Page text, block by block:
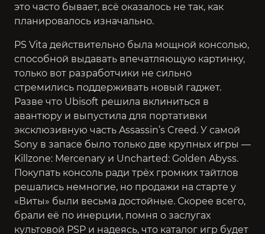
это часто бывает, всё оказалось не так, как
планировалось изначально.
PS Vita действительно была мощной консолью,
способной выдавать впечатляющую картинку,
только вот разработчики не сильно
стремились поддерживать новый гаджет.
Разве что Ubisoft решила вклиниться в
авантюру и выпустила для портативки
эксклюзивную часть Assassin’s Creed. У самой
Sony в запасе было только две крупных игры —
Killzone: Mercenary и Uncharted: Golden Abyss.
Покупать консоль ради трёх громких тайтлов
решались немногие, но продажи на старте у
«Виты» были весьма достойные. Скорее всего,
брали её по инерции, помня о заслугах
культовой PSP и надеясь, что каталог игр будет